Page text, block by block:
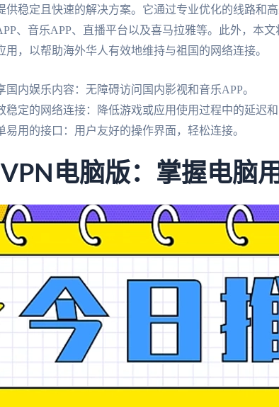
供稳定且快速的解决方案。它通过专业优化的线路和
、音乐APP、直播平台以及喜马拉雅等。此外，本
用，以帮助海外华人有效地维持与祖国的网络连接。
国内娱乐内容：无障碍访问国内影视和音乐APP。
稳定的网络连接：降低游戏或应用使用过程中的延迟和
易用的接口：用户友好的操作界面，轻松连接。
电脑版：掌握电脑